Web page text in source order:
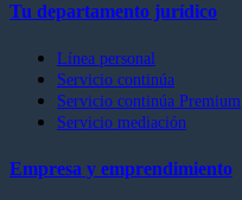
Tu departamento jurídico
Línea personal
Servicio continúa
Servicio continúa Premium
Servicio mediación
Empresa y emprendimiento